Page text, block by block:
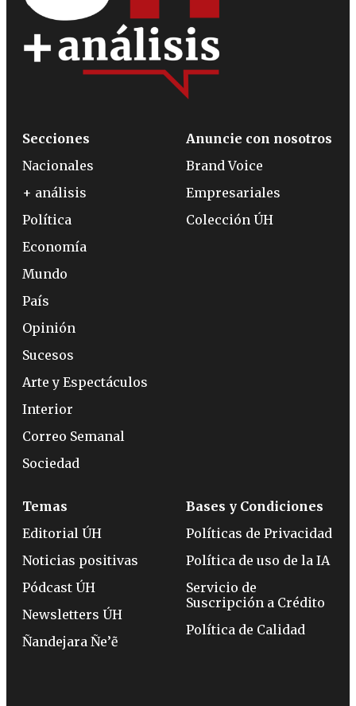
Secciones
Nacionales
+ análisis
Política
Economía
Mundo
País
Opinión
Sucesos
Arte y Espectáculos
Interior
Correo Semanal
Sociedad
Anuncie con nosotros
Brand Voice
Empresariales
Colección ÚH
Temas
Editorial ÚH
Noticias positivas
Pódcast ÚH
Newsletters ÚH
Ñandejara Ñe’ẽ
Bases y Condiciones
Políticas de Privacidad
Política de uso de la IA
Servicio de
Suscripción a Crédito
Política de Calidad